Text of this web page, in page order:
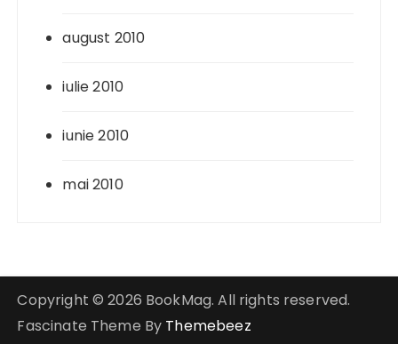
august 2010
iulie 2010
iunie 2010
mai 2010
Copyright © 2026 BookMag. All rights reserved.
Fascinate Theme By Themebeez